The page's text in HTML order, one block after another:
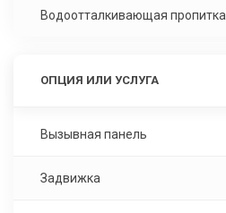
Водоотталкивающая пропитка
ОПЦИЯ ИЛИ УСЛУГА
Вызывная панель
Задвижка